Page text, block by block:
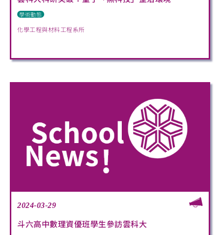
學術動態
化學工程與材料工程系所
2024-03-29
斗六高中數理資優班學生參訪雲科大